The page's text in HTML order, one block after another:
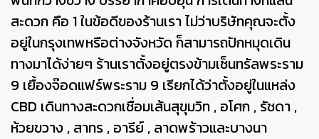
สะดวก คือ 1 ในข้อดีของร้านเรา ไม่ว่าบริษัทคุณจะตั้ง
อยู่ในกรุงเทพหรือต่างจังหวัด ก็สามารถปักหมุดเดิน
ทางมาได้ง่ายๆ ร้านเราตั้งอยู่ตรงข้ามเซ็นทรัลพระราม
9 เยื้องจ๊อดแฟร์พระราม 9 เรียกได้ว่าตั้งอยู่ในแหล่ง
CBD เดินทางสะดวกเชื่อมเส้นสุขุมวิท , อโศก , รัชดา ,
ห้วยขวาง , สาทร , อารีย์ , ลาดพร้าวและบางนา